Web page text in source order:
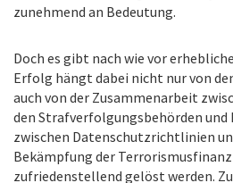
zunehmend an Bedeutung.
Doch es gibt nach wie vor
Erfolg hängt dabei nicht nur von
auch von der Zusammenarbeit
den Strafverfolgungsbehörden
zwischen Datenschutzrichtlinien
Bekämpfung der
zufriedenstellend gelöst werden.